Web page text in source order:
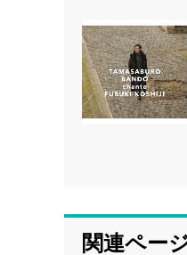
関連ペー